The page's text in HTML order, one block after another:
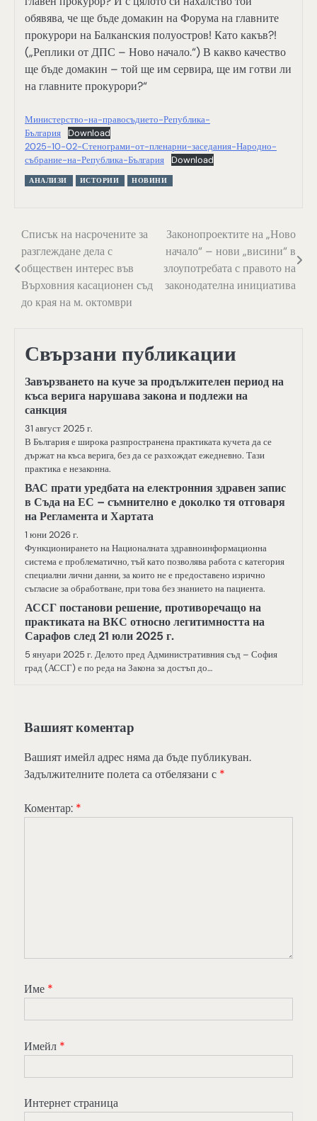
обявява, че ще бъде домакин на Форума на главните
прокурори на Балканския полуостров! Като какъв?!
(„Реплики от ДПС – Ново начало.“) В какво качество
ще бъде домакин – той ще им сервира, ще им готви ли
на главните прокурори?“
Министерство-на-правосъдието-Република-
България
Download
2025-10-02-Стенограми-от-пленарни-заседания-Народно-
събрание-на-Република-България
Download
АНАЛИЗИ ИСТОРИИ НОВИНИ
Навигация
Списък на насрочените за
разглеждане дела с
обществен интерес във
Върховния касационен съд
до края на м. октомври
Законопроектите на „Ново
начало“ – нови „висини“ в
злоупотребата с правото на
законодателна инициатива
Свързани публикации
Завързването на куче за продължителен период на
къса верига нарушава закона и подлежи на
санкция
31 август 2025 г.
В България е широка разпространена практиката кучета да се
държат на къса верига, без да се разхождат ежедневно. Тази
практика е незаконна.
ВАС прати уредбата на електронния здравен запис
в Съда на ЕС – съмнително е доколко тя отговаря
на Регламента и Хартата
1 юни 2026 г.
Функционирането на Националната здравноинформационна
система е проблематично, тъй като позволява работа с категория
специални лични данни, за които не е предоставено изрично
съгласие за обработване, при това без знанието на пациента.
АССГ постанови решение, противоречащо на
практиката на ВКС относно легитимността на
Сарафов след 21 юли 2025 г.
5 януари 2025 г. Делото пред Административния съд – София
град (АССГ) е по реда на Закона за достъп до…
Вашият коментар
Вашият имейл адрес няма да бъде публикуван.
Задължителните полета са отбелязани с *
Коментар: *
Име *
Имейл *
Интернет страница